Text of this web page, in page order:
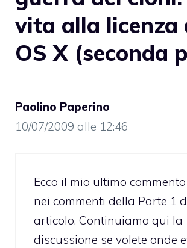
vita alla licenza
OS X (seconda
Paolino Paperino
10/07/2009 alle 12:46
Ecco il mio ultimo
nei commenti della Parte 1
articolo. Continuiamo qui la
discussione se volete onde